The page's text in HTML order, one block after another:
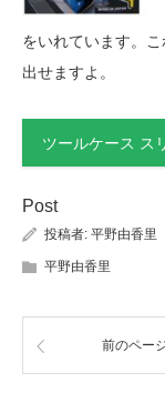
をいれています。
出せますよ。
ツールケース ス
Post
投稿者: 平野由香里
平野由香里
前のペー